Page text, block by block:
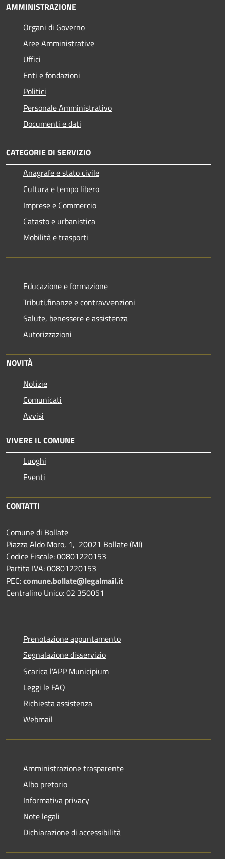
AMMINISTRAZIONE
Organi di Governo
Aree Amministrative
Uffici
Enti e fondazioni
Politici
Personale Amministrativo
Documenti e dati
CATEGORIE DI SERVIZIO
Anagrafe e stato civile
Cultura e tempo libero
Imprese e Commercio
Catasto e urbanistica
Mobilità e trasporti
Educazione e formazione
Tributi,finanze e contravvenzioni
Salute, benessere e assistenza
Autorizzazioni
NOVITÀ
Notizie
Comunicati
Avvisi
VIVERE IL COMUNE
Luoghi
Eventi
CONTATTI
Comune di Bollate
Piazza Aldo Moro, 1, 20021 Bollate (MI)
Codice Fiscale: 00801220153
Partita IVA: 00801220153
PEC:comune.bollate@legalmail.it
Centralino Unico: 02 350051
Prenotazione appuntamento
Segnalazione disservizio
Scarica l'APP Municipium
Leggi le FAQ
Richiesta assistenza
Webmail
Amministrazione trasparente
Albo pretorio
Informativa privacy
Note legali
Dichiarazione di accessibilità